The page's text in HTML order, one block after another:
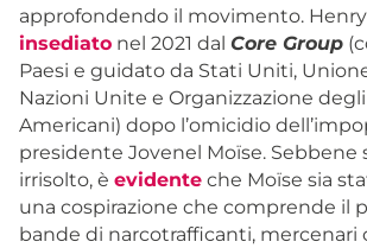
approfondendo il movimento.
insediato nel 2021 dal Core Group
Paesi e guidato da Stati Uniti,
Nazioni Unite e Organizzazione
Americani) dopo l’omicidio
presidente Jovenel Moïse. Sebbene
irrisolto, è evidente che Moïse sia
una cospirazione che comprende il
bande di narcotrafficanti, mercenari